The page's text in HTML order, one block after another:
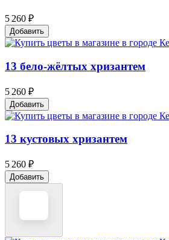
5 260 ₽
Добавить
13 бело-жёлтых хризантем
5 260 ₽
Добавить
13 кустовых хризантем
5 260 ₽
Добавить